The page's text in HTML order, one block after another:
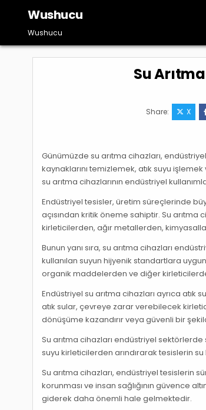
content
Wushucu
Wushucu
Su
Share:
X
Günümüzde su arıtma cihazları,
kaynaklarını temizlemek, atık suyu
su arıtma cihazlarının endüstriyel
Endüstriyel tesisler, üretim süreçlerinde
açısından kritik öneme sahiptir. Su
kirleticilerden, ağır metallerden,
Bunun yanı sıra, su arıtma cihazları
kullanılan suyun hijyenik standartlara
organik maddelerden ve diğer
Endüstriyel su arıtma cihazları ayrıca
atık sular, çevreye zarar verebilecek
dönüşüme kazandırır veya güvenli bir
Su arıtma cihazları endüstriyel
suyu kirleticilerden arındırarak tesislerin
Su arıtma cihazları, endüstriyel tesislerin
korunması ve insan sağlığının güvence
giderek daha önemli hale gelmektedir.